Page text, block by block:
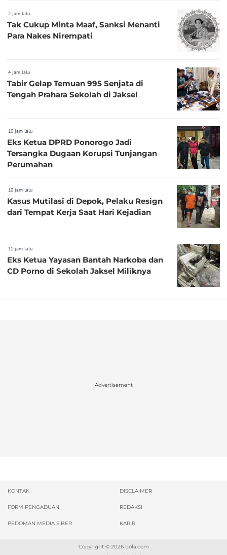
2 jam lalu
Tak Cukup Minta Maaf, Sanksi Menanti
Para Nakes Nirempati
4 jam lalu
Tabir Gelap Temuan 995 Senjata di
Tengah Prahara Sekolah di Jaksel
10 jam lalu
Eks Ketua DPRD Ponorogo Jadi
Tersangka Dugaan Korupsi Tunjangan
Perumahan
10 jam lalu
Kasus Mutilasi di Depok, Pelaku Resign
dari Tempat Kerja Saat Hari Kejadian
11 jam lalu
Eks Ketua Yayasan Bantah Narkoba dan
CD Porno di Sekolah Jaksel Miliknya
Advertisement
KONTAK DISCLAIMER
FORM PENGADUAN REDAKSI
PEDOMAN MEDIA SIBER KARIR
Copyright © 2026 bola.com